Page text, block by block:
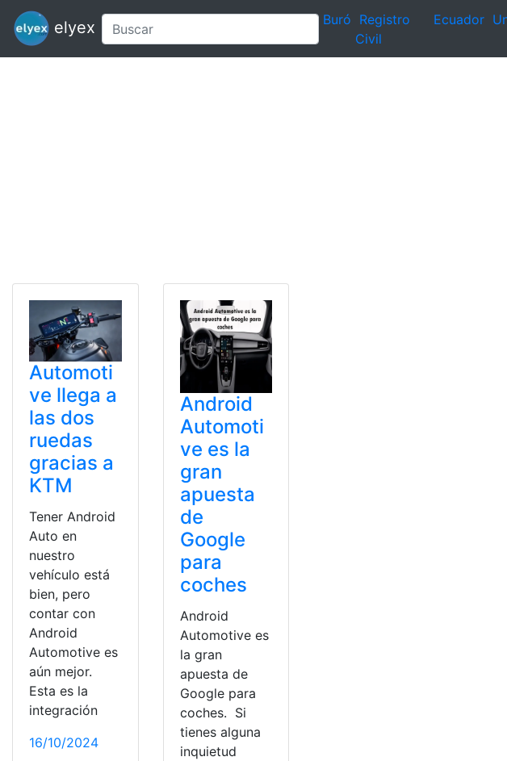
elyex Buró Registro
Civil
Ecuador
Automoti
ve llega a
las dos
ruedas
gracias a
KTM
Tener Android
Auto en
nuestro
vehículo está
bien, pero
contar con
Android
Automotive es
aún mejor.
Esta es la
integración
16/10/2024
Android
Automoti
ve es la
gran
apuesta
de
Google
para
coches
Android
Automotive es
la gran
apuesta de
Google para
coches. Si
tienes alguna
inquietud